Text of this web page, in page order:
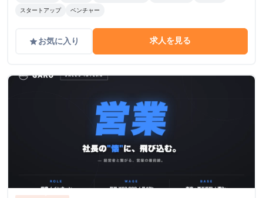
スタートアップ ベンチャー
gradeお気に入り 求人を見る